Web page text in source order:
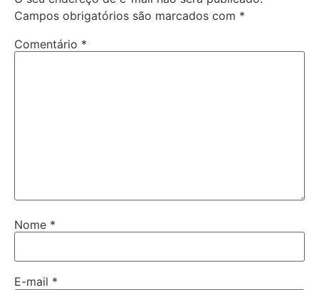
Campos obrigatórios são marcados com *
Comentário *
Nome *
E-mail *